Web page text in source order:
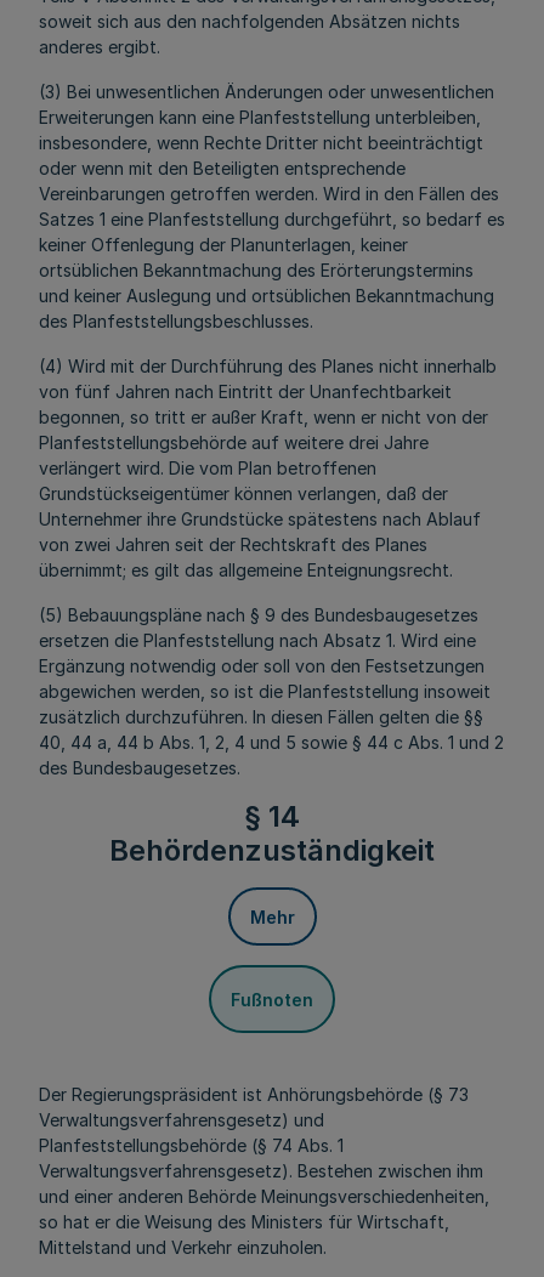
soweit sich aus den nachfolgenden Absätzen nichts
anderes ergibt.
(3) Bei unwesentlichen Änderungen oder unwesentlichen
Erweiterungen kann eine Planfeststellung unterbleiben,
insbesondere, wenn Rechte Dritter nicht beeinträchtigt
oder wenn mit den Beteiligten entsprechende
Vereinbarungen getroffen werden. Wird in den Fällen des
Satzes 1 eine Planfeststellung durchgeführt, so bedarf es
keiner Offenlegung der Planunterlagen, keiner
ortsüblichen Bekanntmachung des Erörterungstermins
und keiner Auslegung und ortsüblichen Bekanntmachung
des Planfeststellungsbeschlusses.
(4) Wird mit der Durchführung des Planes nicht innerhalb
von fünf Jahren nach Eintritt der Unanfechtbarkeit
begonnen, so tritt er außer Kraft, wenn er nicht von der
Planfeststellungsbehörde auf weitere drei Jahre
verlängert wird. Die vom Plan betroffenen
Grundstückseigentümer können verlangen, daß der
Unternehmer ihre Grundstücke spätestens nach Ablauf
von zwei Jahren seit der Rechtskraft des Planes
übernimmt; es gilt das allgemeine Enteignungsrecht.
(5) Bebauungspläne nach § 9 des Bundesbaugesetzes
ersetzen die Planfeststellung nach Absatz 1. Wird eine
Ergänzung notwendig oder soll von den Festsetzungen
abgewichen werden, so ist die Planfeststellung insoweit
zusätzlich durchzuführen. In diesen Fällen gelten die §§
40, 44 a, 44 b Abs. 1, 2, 4 und 5 sowie § 44 c Abs. 1 und 2
des Bundesbaugesetzes.
§ 14
Behördenzuständigkeit
Mehr
Fußnoten
Der Regierungspräsident ist Anhörungsbehörde (§ 73
Verwaltungsverfahrensgesetz) und
Planfeststellungsbehörde (§ 74 Abs. 1
Verwaltungsverfahrensgesetz). Bestehen zwischen ihm
und einer anderen Behörde Meinungsverschiedenheiten,
so hat er die Weisung des Ministers für Wirtschaft,
Mittelstand und Verkehr einzuholen.